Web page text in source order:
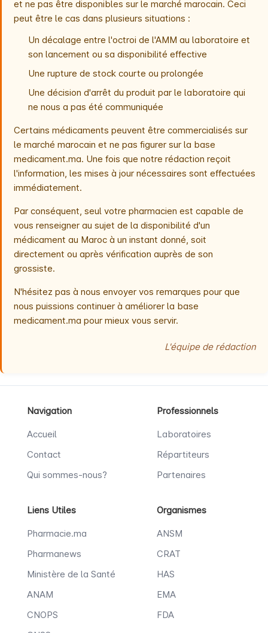
et ne pas être disponibles sur le marché marocain. Ceci
peut être le cas dans plusieurs situations :
Un décalage entre l'octroi de l'AMM au laboratoire et
son lancement ou sa disponibilité effective
Une rupture de stock courte ou prolongée
Une décision d'arrêt du produit par le laboratoire qui
ne nous a pas été communiquée
Certains médicaments peuvent être commercialisés sur
le marché marocain et ne pas figurer sur la base
medicament.ma. Une fois que notre rédaction reçoit
l'information, les mises à jour nécessaires sont effectuées
immédiatement.
Par conséquent, seul votre pharmacien est capable de
vous renseigner au sujet de la disponibilité d'un
médicament au Maroc à un instant donné, soit
directement ou après vérification auprès de son
grossiste.
N'hésitez pas à nous envoyer vos remarques pour que
nous puissions continuer à améliorer la base
medicament.ma pour mieux vous servir.
L'équipe de rédaction
Navigation
Accueil
Contact
Qui sommes-nous?
Professionnels
Laboratoires
Répartiteurs
Partenaires
Liens Utiles
Pharmacie.ma
Pharmanews
Ministère de la Santé
ANAM
CNOPS
Organismes
ANSM
CRAT
HAS
EMA
FDA